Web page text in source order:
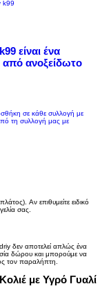
είναι ένα
από ανοξείδωτο
σε κάθε συλλογή με
τη συλλογή μας με
Αν επιθυμείτε ειδικό
σας.
δεν αποτελεί απλώς ένα
δώρου και μπορούμε να
τον παραλήπτη.
με Υγρό Γυαλί